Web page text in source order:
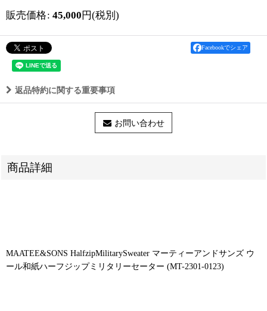
販売価格: 45,000 円(税別)
Facebookでシェア
返品特約に関する重要事項
お問い合わせ
商品詳細
MAATEE&SONS HalfzipMilitarySweater マーティーアンドサンズ ウ
ール和紙ハーフジップミリタリーセーター (MT-2301-0123)